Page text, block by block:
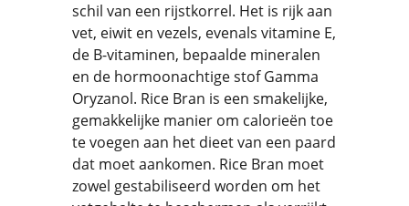
schil van een rijstkorrel. Het is rijk aan
vet, eiwit en vezels, evenals vitamine E,
de B-vitaminen, bepaalde mineralen
en de hormoonachtige stof Gamma
Oryzanol. Rice Bran is een smakelijke,
gemakkelijke manier om calorieën toe
te voegen aan het dieet van een paard
dat moet aankomen. Rice Bran moet
zowel gestabiliseerd worden om het